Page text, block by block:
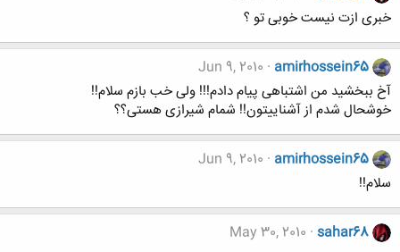
خبری ازت نیست خوبی تو ؟
amirhossein65
Jun 9, 2010
آخ ببخشید من اشتباهی پیام دادم!!! ولی خب بازم سلام!!
خوشحال شدم از آشناییتون!! شمام شیرازی هستی؟؟
amirhossein65
Jun 9, 2010
سلام!!
sahar68
May 30, 2010